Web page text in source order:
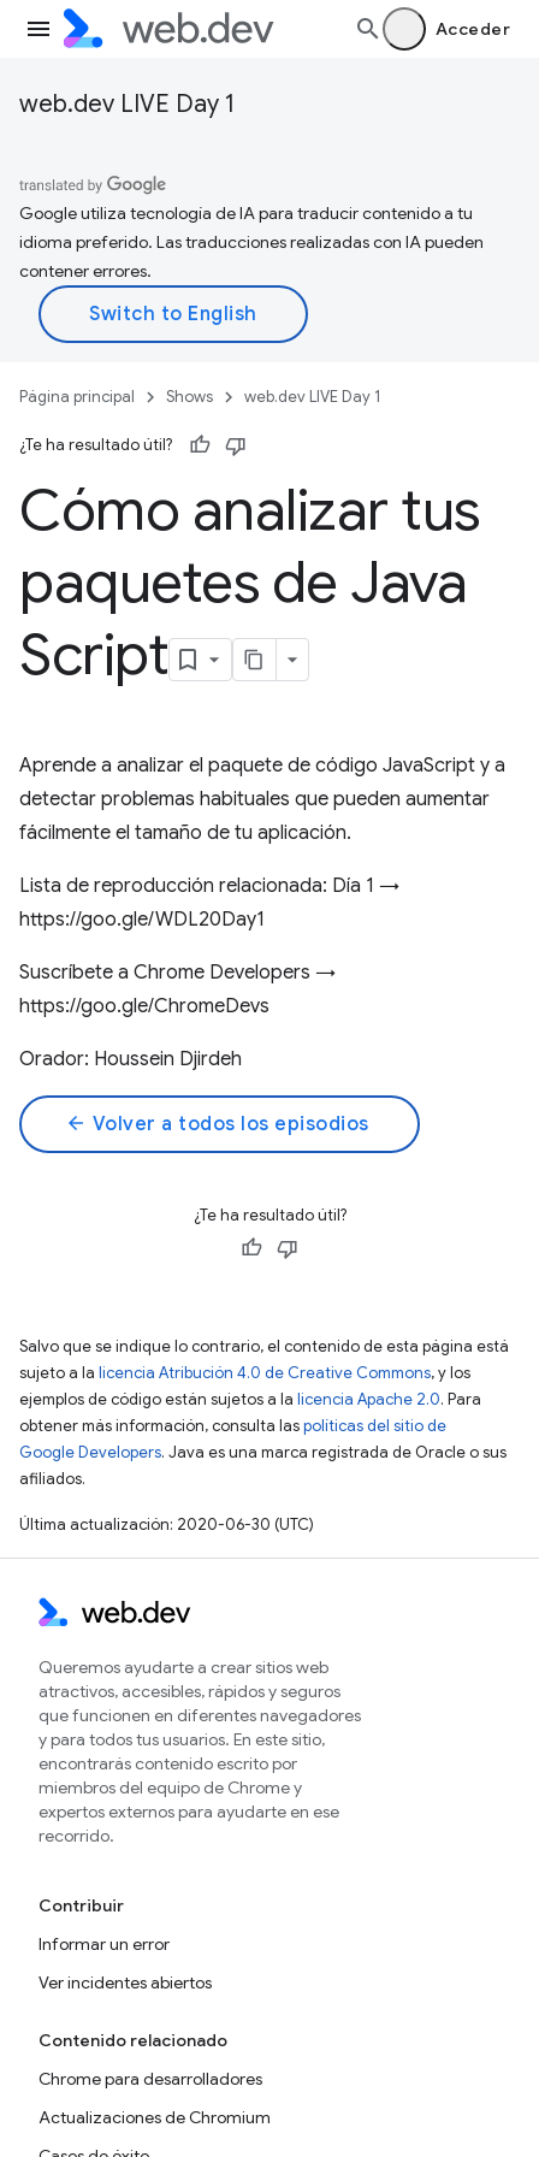
Acceder
web.dev LIVE Day 1
Google utiliza tecnología de IA para traducir contenido a tu
idioma preferido. Las traducciones realizadas con IA pueden
contener errores.
Página principal Shows web.dev LIVE Day 1
¿Te ha resultado útil?
Cómo analizar tus
paquetes de Java
Script
Aprende a analizar el paquete de código JavaScript y a
detectar problemas habituales que pueden aumentar
fácilmente el tamaño de tu aplicación.
Lista de reproducción relacionada: Día 1 →
https://goo.gle/WDL20Day1
Suscríbete a Chrome Developers →
https://goo.gle/ChromeDevs
Orador: Houssein Djirdeh
arrow_back Volver a todos los episodios
¿Te ha resultado útil?
Salvo que se indique lo contrario, el contenido de esta página está
sujeto a la licencia Atribución 4.0 de Creative Commons, y los
ejemplos de código están sujetos a la licencia Apache 2.0. Para
obtener más información, consulta laspolíticas del sitio de
Google Developers. Java es una marca registrada de Oracle o sus
afiliados.
Última actualización: 2020-06-30 (UTC)
Queremos ayudarte a crear sitios web
atractivos, accesibles, rápidos y seguros
que funcionen en diferentes navegadores
y para todos tus usuarios. En este sitio,
encontrarás contenido escrito por
miembros del equipo de Chrome y
expertos externos para ayudarte en ese
recorrido.
Contribuir
Informar un error
Ver incidentes abiertos
Contenido relacionado
Chrome para desarrolladores
Actualizaciones de Chromium